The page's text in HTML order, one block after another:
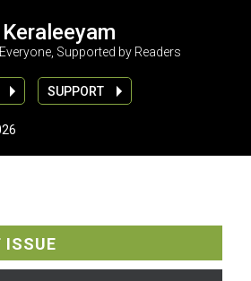
Supported by Readers
SUPPORT
ISSUE